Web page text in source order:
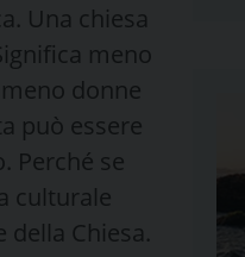
Una chiesa
meno
donne
può essere
Perché se
culturale
Chiesa.